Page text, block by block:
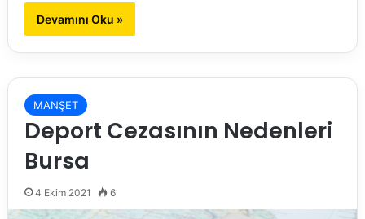
Devamını Oku »
MANŞET
Deport Cezasının Nedenleri
Bursa
4 Ekim 2021 6